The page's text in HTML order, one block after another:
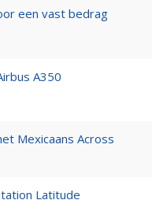
een vast bedrag
A350
Mexicaans Across
Latitude